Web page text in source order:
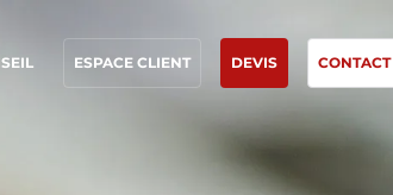
ESPACE CLIENT DEVIS CONTACT